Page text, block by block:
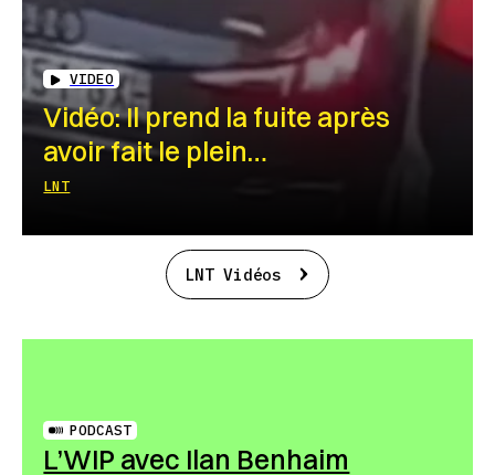
VIDEO
Vidéo: Il prend la fuite après
avoir fait le plein…
LNT
LNT Vidéos
PODCAST
L’WIP avec Ilan Benhaim